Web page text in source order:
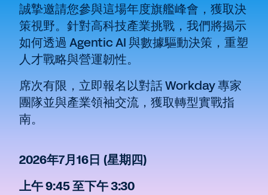
誠摯邀請您參與這場年度旗艦峰會，獲取決
策視野。針對高科技產業挑戰，我們將揭示
如何透過 Agentic AI 與數據驅動決策，重塑
人才戰略與營運韌性。
席次有限，立即報名以對話 Workday 專家
團隊並與產業領袖交流，獲取轉型實戰指
南。
2026年7月16日 (星期四)
上午 9:45 至下午 3:30